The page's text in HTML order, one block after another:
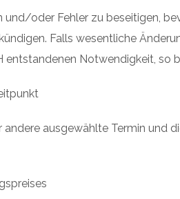
oder Fehler zu beseitigen,
Falls wesentliche
Notwendigkeit, so
ausgewählte Termin und